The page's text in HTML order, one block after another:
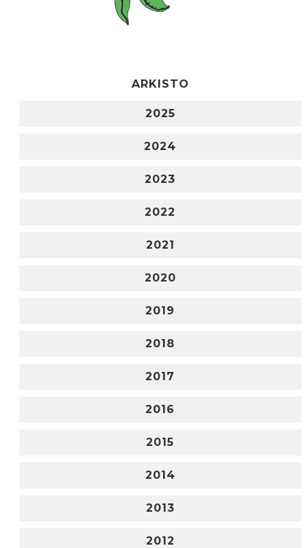
ARKISTO
2025
2024
2023
2022
2021
2020
2019
2018
2017
2016
2015
2014
2013
2012